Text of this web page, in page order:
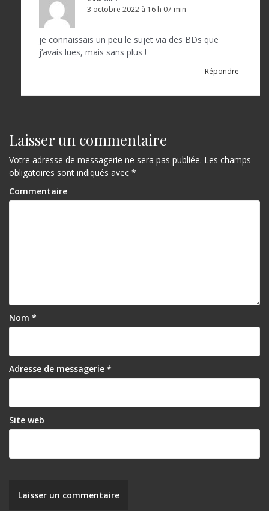
3 octobre 2022 à 16 h 07 min
je connaissais un peu le sujet via des BDs que
j’avais lues, mais sans plus !
Répondre
Laisser un commentaire
Votre adresse de messagerie ne sera pas publiée. Les champs
obligatoires sont indiqués avec *
Commentaire
Nom *
Adresse de messagerie *
Site web